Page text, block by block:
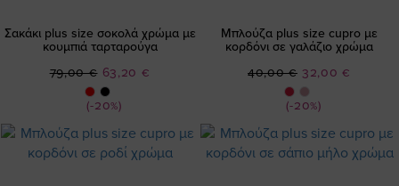
Σακάκι plus size σοκολά χρώμα με
κουμπιά ταρταρούγα
(-20%)
Ειδική
Τιμή
63,20 €
79,00 €
Μπλούζα plus size cupro με
κορδόνι σε γαλάζιο χρώμα
(-20%)
Ειδική
Τιμή
32,00 €
40,00 €